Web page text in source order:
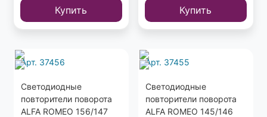
Купить Купить
Арт. 37456
Светодиодные
повторители поворота
ALFA ROMEO 156/147
Арт. 37455
Светодиодные
повторители поворота
ALFA ROMEO 145/146